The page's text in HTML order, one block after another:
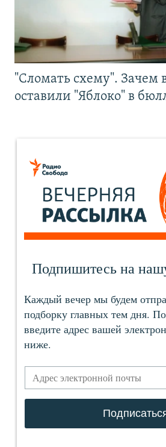
"Сломать схему". Зачем
оставили "Яблоко" в